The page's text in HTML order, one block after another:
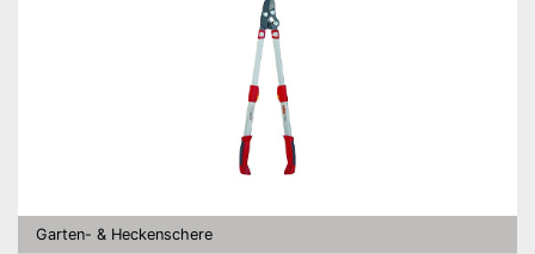
Garten- & Heckenschere